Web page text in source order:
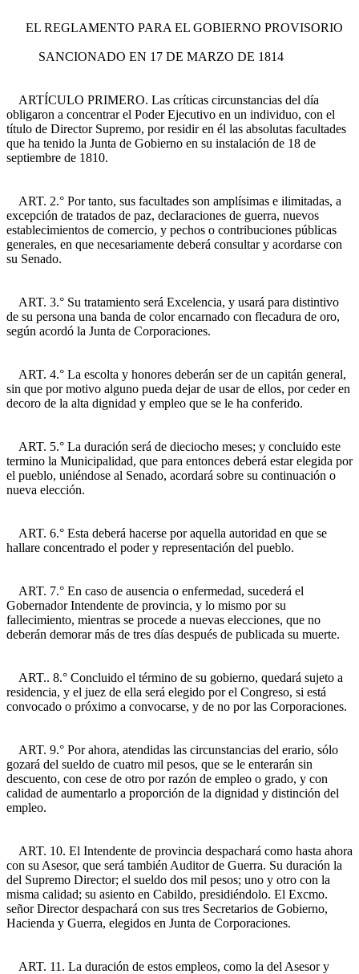
EL REGLAMENTO PARA EL GOBIERNO PROVISORIO
SANCIONADO EN 17 DE MARZO DE 1814
ARTÍCULO PRIMERO. Las críticas circunstancias del día
obligaron a concentrar el Poder Ejecutivo en un individuo, con el
título de Director Supremo, por residir en él las absolutas facultades
que ha tenido la Junta de Gobierno en su instalación de 18 de
septiembre de 1810.
ART. 2.° Por tanto, sus facultades son amplísimas e ilimitadas, a
excepción de tratados de paz, declaraciones de guerra, nuevos
establecimientos de comercio, y pechos o contribuciones públicas
generales, en que necesariamente deberá consultar y acordarse con
su Senado.
ART. 3.° Su tratamiento será Excelencia, y usará para distintivo
de su persona una banda de color encarnado con flecadura de oro,
según acordó la Junta de Corporaciones.
ART. 4.° La escolta y honores deberán ser de un capitán general,
sin que por motivo alguno pueda dejar de usar de ellos, por ceder en
decoro de la alta dignidad y empleo que se le ha conferido.
ART. 5.° La duración será de dieciocho meses; y concluido este
termino la Municipalidad, que para entonces deberá estar elegida por
el pueblo, uniéndose al Senado, acordará sobre su continuación o
nueva elección.
ART. 6.° Esta deberá hacerse por aquella autoridad en que se
hallare concentrado el poder y representación del pueblo.
ART. 7.° En caso de ausencia o enfermedad, sucederá el
Gobernador Intendente de provincia, y lo mismo por su
fallecimiento, mientras se procede a nuevas elecciones, que no
deberán demorar más de tres días después de publicada su muerte.
ART.. 8.° Concluido el término de su gobierno, quedará sujeto a
residencia, y el juez de ella será elegido por el Congreso, si está
convocado o próximo a convocarse, y de no por las Corporaciones.
ART. 9.° Por ahora, atendidas las circunstancias del erario, sólo
gozará del sueldo de cuatro mil pesos, que se le enterarán sin
descuento, con cese de otro por razón de empleo o grado, y con
calidad de aumentarlo a proporción de la dignidad y distinción del
empleo.
ART. 10. El Intendente de provincia despachará como hasta ahora
con su Asesor, que será también Auditor de Guerra. Su duración la
del Supremo Director; el sueldo dos mil pesos; uno y otro con la
misma calidad; su asiento en Cabildo, presidiéndolo. El Excmo.
señor Director despachará con sus tres Secretarios de Gobierno,
Hacienda y Guerra, elegidos en Junta de Corporaciones.
ART. 11. La duración de estos empleos, como la del Asesor y